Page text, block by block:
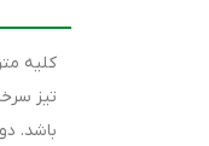
کلیه
تیز
باشد.